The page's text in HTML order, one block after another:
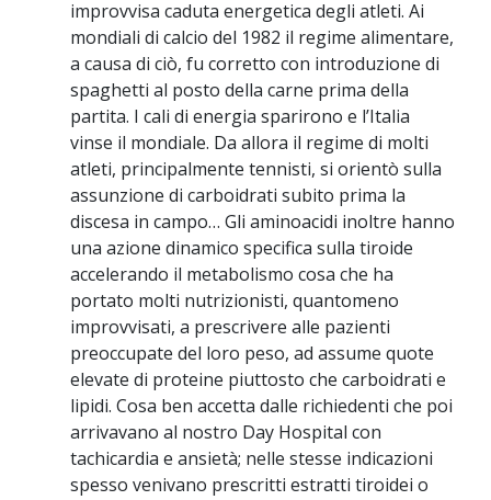
improvvisa caduta energetica degli atleti. Ai
mondiali di calcio del 1982 il regime alimentare,
a causa di ciò, fu corretto con introduzione di
spaghetti al posto della carne prima della
partita. I cali di energia sparirono e l’Italia
vinse il mondiale. Da allora il regime di molti
atleti, principalmente tennisti, si orientò sulla
assunzione di carboidrati subito prima la
discesa in campo… Gli aminoacidi inoltre hanno
una azione dinamico specifica sulla tiroide
accelerando il metabolismo cosa che ha
portato molti nutrizionisti, quantomeno
improvvisati, a prescrivere alle pazienti
preoccupate del loro peso, ad assume quote
elevate di proteine piuttosto che carboidrati e
lipidi. Cosa ben accetta dalle richiedenti che poi
arrivavano al nostro Day Hospital con
tachicardia e ansietà; nelle stesse indicazioni
spesso venivano prescritti estratti tiroidei o